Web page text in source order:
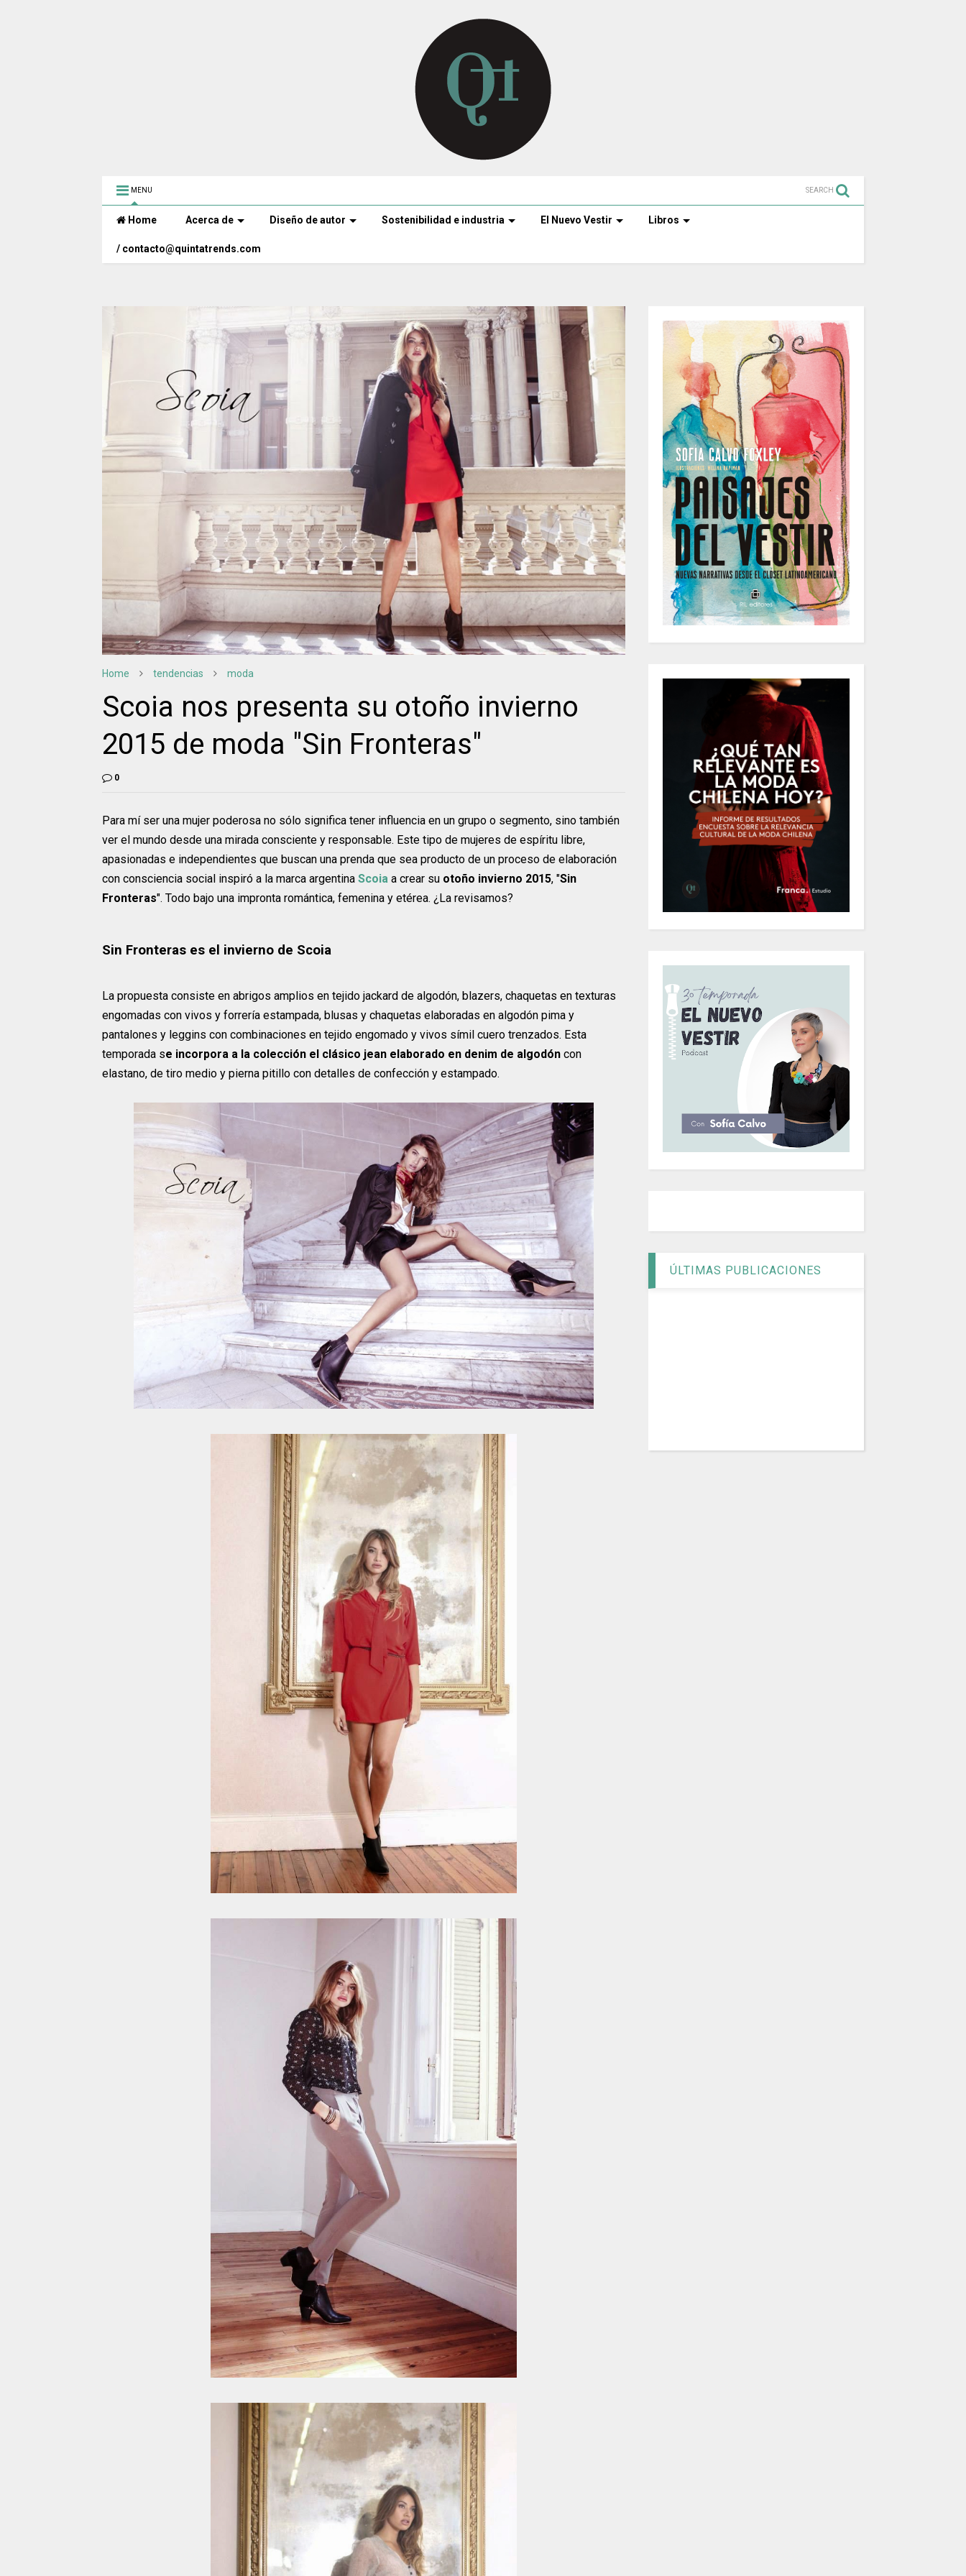
MENU SEARCH
Home Acerca de Diseño de autor Sostenibilidad e industria El Nuevo Vestir Libros
/ contacto@quintatrends.com
Home tendencias moda
Scoia nos presenta su otoño invierno
2015 de moda "Sin Fronteras"
0
Para mí ser una mujer poderosa no sólo significa tener influencia en un grupo o segmento, sino también
ver el mundo desde una mirada consciente y responsable. Este tipo de mujeres de espíritu libre,
apasionadas e independientes que buscan una prenda que sea producto de un proceso de elaboración
con consciencia social inspiró a la marca argentina Scoia a crear su otoño invierno 2015, "Sin
Fronteras". Todo bajo una impronta romántica, femenina y etérea. ¿La revisamos?
Sin Fronteras es el invierno de Scoia
La propuesta consiste en abrigos amplios en tejido jackard de algodón, blazers, chaquetas en texturas
engomadas con vivos y forrería estampada, blusas y chaquetas elaboradas en algodón pima y
pantalones y leggins con combinaciones en tejido engomado y vivos símil cuero trenzados. Esta
temporada se incorpora a la colección el clásico jean elaborado en denim de algodón con
elastano, de tiro medio y pierna pitillo con detalles de confección y estampado.
ÚLTIMAS PUBLICACIONES